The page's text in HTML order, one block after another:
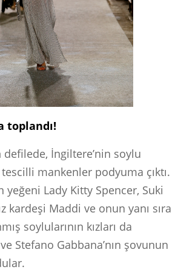
toplandı!
defilede, İngiltere’nin soylu
mankenler podyuma çıktı.
yeğeni Lady Kitty Spencer, Suki
kardeşi Maddi ve onun yanı sıra
soylularının kızları da
Stefano Gabbana’nın şovunun